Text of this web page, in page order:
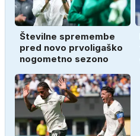
Številne spremembe
pred novo prvoligaško
nogometno sezono